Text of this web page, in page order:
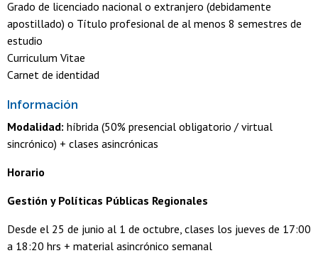
Grado de licenciado nacional o extranjero (debidamente
apostillado) o Título profesional de al menos 8 semestres de
estudio
Curriculum Vitae
Carnet de identidad
Información
Modalidad: híbrida (50% presencial obligatorio / virtual
sincrónico) + clases asincrónicas
Horario
Gestión y Políticas Públicas Regionales
Desde el 25 de junio al 1 de octubre, clases los jueves de 17:00
a 18:20 hrs + material asincrónico semanal